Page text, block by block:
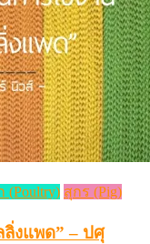
(Poultry) สุกร (Pig)
งแพด” – ปศุ